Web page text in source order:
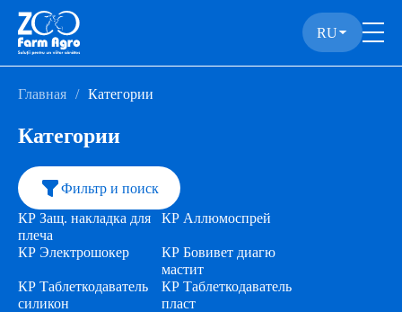
RU
Главная Категории
Категории
Фильтр и поиск
КР Защ. накладка для
плеча
КР Аллюмоспрей
КР Электрошокер
КР Бовивет диагю
мастит
КР Таблеткодаватель
силикон
КР Таблеткодаватель
пласт